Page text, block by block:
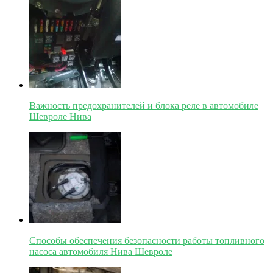
Важность предохранителей и блока реле в автомобиле
Шевроле Нива
Способы обеспечения безопасности работы топливного
насоса автомобиля Нива Шевроле